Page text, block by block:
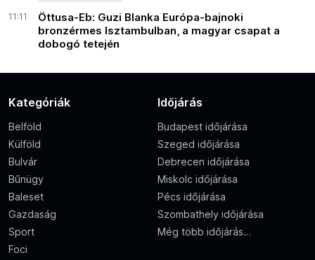
11:11
Öttusa-Eb: Guzi Blanka Európa-bajnoki
bronzérmes Isztambulban, a magyar csapat a
dobogó tetején
Kategóriák
Belföld
Külföld
Bulvár
Bűnügy
Baleset
Gazdaság
Sport
Foci
Időjárás
Budapest időjárása
Szeged időjárása
Debrecen időjárása
Miskolc időjárása
Pécs időjárása
Szombathely időjárása
Még több időjárás…